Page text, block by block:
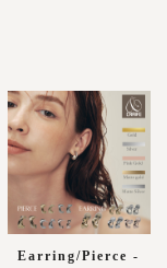
Earring/Pierce -